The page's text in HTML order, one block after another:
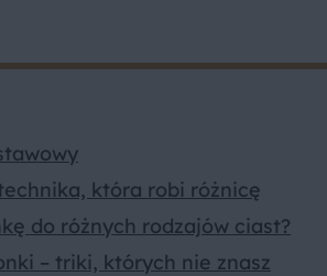
która robi różnicę
do różnych rodzajów ciast?
– triki, których nie znasz